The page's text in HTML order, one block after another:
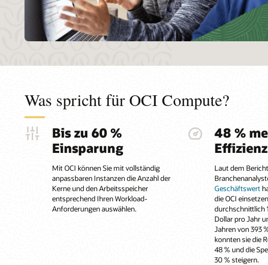
Was spricht für OCI Compute?
Bis zu 60 %
Einsparung
Mit OCI können Sie mit vollständig
anpassbaren Instanzen die Anzahl der
Kerne und den Arbeitsspeicher
entsprechend Ihren Workload-
Anforderungen auswählen.
48 %
Effizienz
Laut dem
Geschäftswert
die OCI
durchschnittlich
Dollar pro Jahr
Jahren von 393
konnten sie die
48 % und die
30 % steigern.